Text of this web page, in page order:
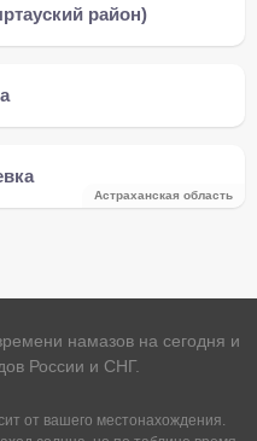
район)
Астраханская область
намазов на сегодня и
России и СНГ.
от вашего местонахождения.